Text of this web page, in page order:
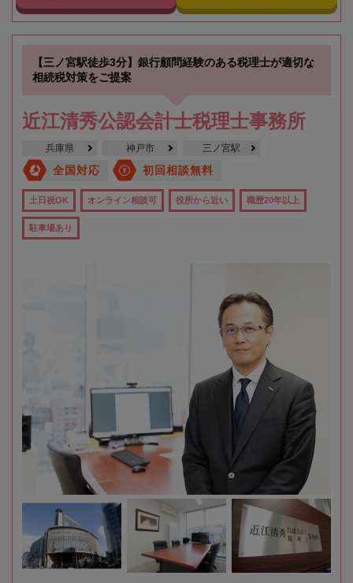
【三ノ宮駅徒歩3分】銀行顧問経験のある税理士が適切な
相続税対策をご提案
近江清秀公認会計士税理士事務所
兵庫県 神戸市 三ノ宮駅
全国対応 初回相談無料
土日祝OK オンライン相談可 役所から近い 職歴20年以上
駐車場あり